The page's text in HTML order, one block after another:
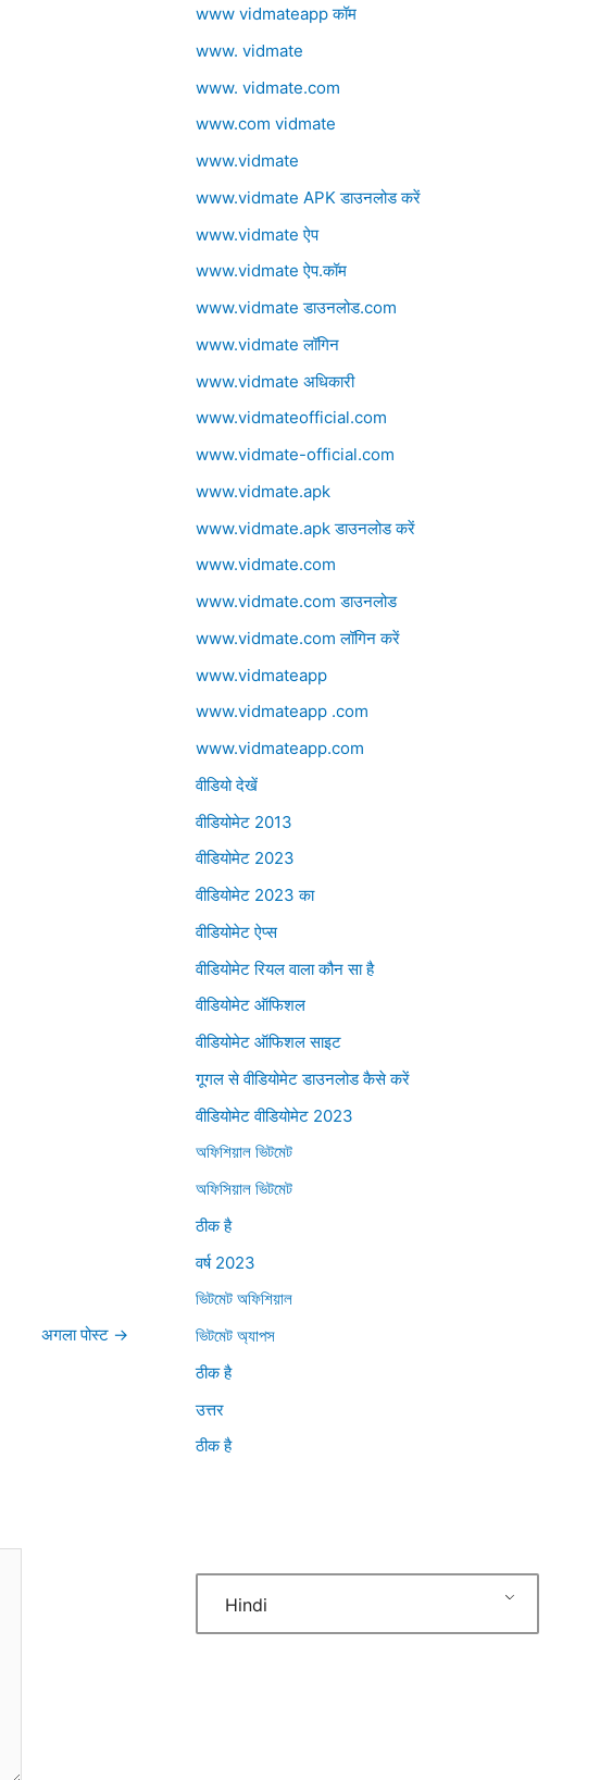
अगला पोस्ट →
www vidmateapp कॉम
www. vidmate
www. vidmate.com
www.com vidmate
www.vidmate
www.vidmate APK डाउनलोड करें
www.vidmate ऐप
www.vidmate ऐप.कॉम
www.vidmate डाउनलोड.com
www.vidmate लॉगिन
www.vidmate अधिकारी
www.vidmateofficial.com
www.vidmate-official.com
www.vidmate.apk
www.vidmate.apk डाउनलोड करें
www.vidmate.com
www.vidmate.com डाउनलोड
www.vidmate.com लॉगिन करें
www.vidmateapp
www.vidmateapp .com
www.vidmateapp.com
वीडियो देखें
वीडियोमेट 2013
वीडियोमेट 2023
वीडियोमेट 2023 का
वीडियोमेट ऐप्स
वीडियोमेट रियल वाला कौन सा है
वीडियोमेट ऑफिशल
वीडियोमेट ऑफिशल साइट
गूगल से वीडियोमेट डाउनलोड कैसे करें
वीडियोमेट वीडियोमेट 2023
অফিশিয়াল ভিটমেট
অফিসিয়াল ভিটমেট
ठीक है
वर्ष 2023
ভিটমেট অফিশিয়াল
ভিটমেট অ্যাপস
ठीक है
उत्तर
ठीक है
Hindi